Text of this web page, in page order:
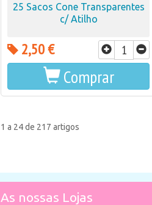
25 Sacos Cone Transparentes
c/ Atilho
2,50 €
Comprar
1 a 24 de 217 artigos
As nossas Lojas